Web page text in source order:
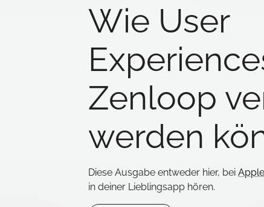
Wie User
Zenloop
werden
Diese Ausgabe entweder hier, bei Apple
in deiner Lieblingsapp hören.